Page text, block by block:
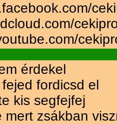
érdekel
fordicsd el
kis segfejfej
mert zsákban